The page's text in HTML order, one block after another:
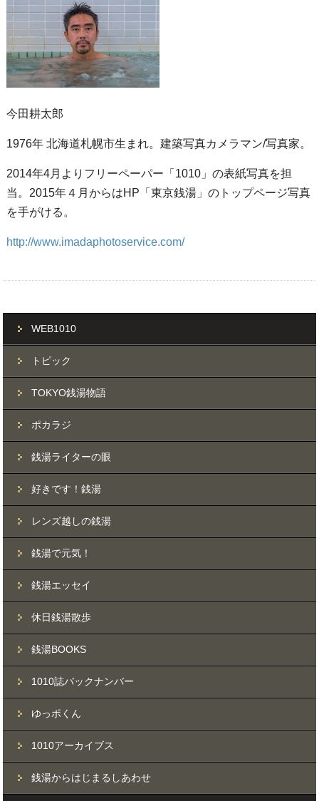
今田耕太郎
1976年 北海道札幌市生まれ。建築写真カメラマン/写真家。
2014年4月よりフリーペーパー「1010」の表紙写真を担
当。2015年４月からはHP「東京銭湯」のトップページ写真
を手がける。
http://www.imadaphotoservice.com/
WEB1010
トピック
TOKYO銭湯物語
ポカラジ
銭湯ライターの眼
好きです！銭湯
レンズ越しの銭湯
銭湯で元気！
銭湯エッセイ
休日銭湯散歩
銭湯BOOKS
1010誌バックナンバー
ゆっポくん
1010アーカイブス
銭湯からはじまるしあわせ